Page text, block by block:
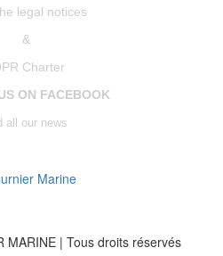
legal notices
&
Charter
ON FACEBOOK
all our news
MARINE | Tous droits réservés